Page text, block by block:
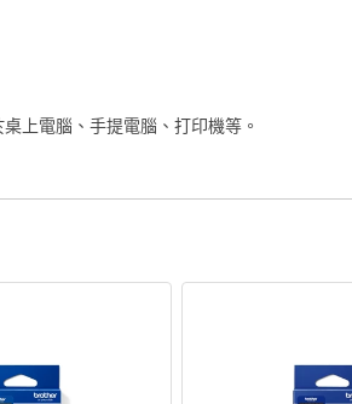
上電腦、手提電腦、打印機等。